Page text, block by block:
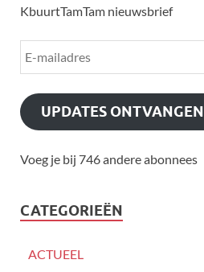
KbuurtTamTam nieuwsbrief
UPDATES ONTVANGEN
Voeg je bij 746 andere abonnees
CATEGORIEËN
ACTUEEL